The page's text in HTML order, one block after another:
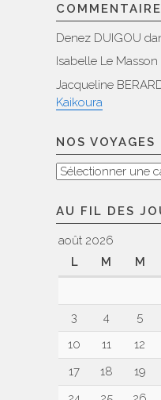
Denez DUIGOU
Isabelle Le Masson
Jacqueline
Kaikoura
NOS VOYAGES
Nos
AU FIL DES
août 2026
L
M M
3
4 5
10
11 12
17
18 19